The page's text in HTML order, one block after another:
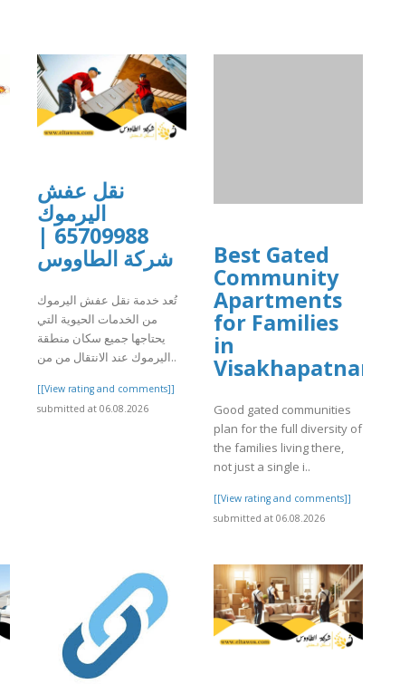
نقل عفش
اليرموك
65709988 |
شركة الطاووس
تُعد خدمة نقل عفش اليرموك
من الخدمات الحيوية التي
يحتاجها جميع سكان منطقة
اليرموك عند الانتقال من من..
[[View rating and comments]]
submitted at 06.08.2026
Best Gated
Community
Apartments
for Families
in
Visakhapatnam
Good gated communities
plan for the full diversity of
the families living there,
not just a single i..
[[View rating and comments]]
submitted at 06.08.2026